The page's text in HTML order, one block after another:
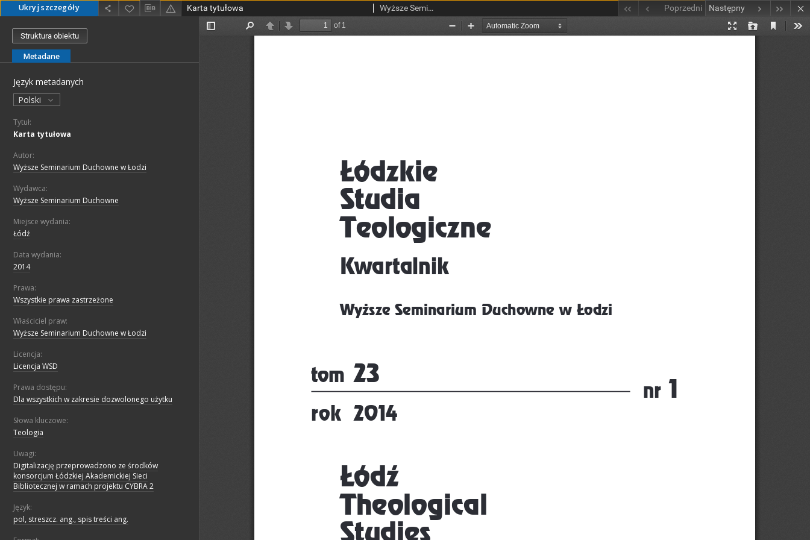
Ukryj szczegóły Karta tytułowa Wyższe Seminarium Duchowne w Łodzi Poprzedni Następny
Struktura obiektu
Metadane
Język metadanych
Polski
Tytuł:
Karta tytułowa
Autor:
Wyższe Seminarium Duchowne w Łodzi
Wydawca:
Wyższe Seminarium Duchowne
Miejsce wydania:
Łódź
Data wydania:
2014
Prawa:
Wszystkie prawa zastrzeżone
Właściciel praw:
Wyższe Seminarium Duchowne w Łodzi
Licencja:
Licencja WSD
Prawa dostępu:
Dla wszystkich w zakresie dozwolonego użytku
Słowa kluczowe:
Teologia
Uwagi:
Digitalizację przeprowadzono ze środków
konsorcjum Łódzkiej Akademickiej Sieci
Bibliotecznej w ramach projektu CYBRA 2
Język:
pol, streszcz. ang., spis treści ang.